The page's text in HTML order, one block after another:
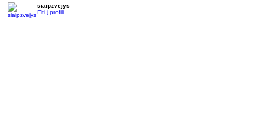
siaipzvejys
Eiti į profilį